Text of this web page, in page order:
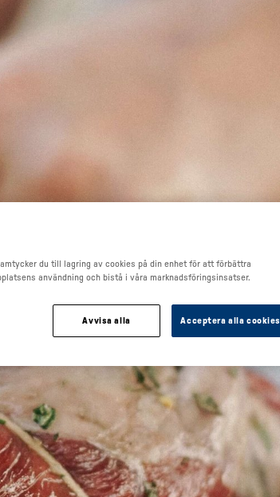
du till lagring av cookies på din enhet för att förbättra
användning och bistå i våra marknadsföringsinsatser.
Avvisa alla Acceptera alla cookies